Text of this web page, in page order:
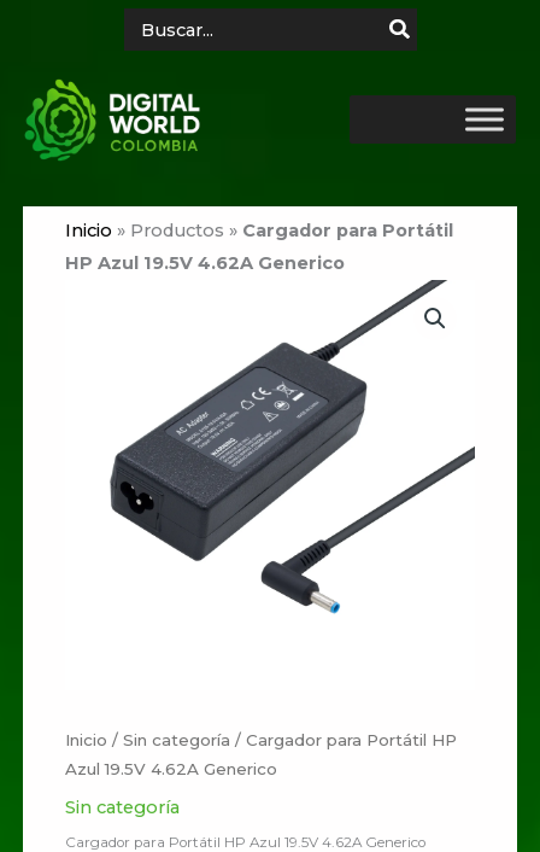
contenido
for:
Inicio » Productos » Cargador para Portátil
HP Azul 19.5V 4.62A Generico
Inicio /Sin categoría / Cargador para Portátil HP
Azul 19.5V 4.62A Generico
Sin categoría
Cargador para Portátil HP Azul 19.5V 4.62A Generico
4.62A
Generico